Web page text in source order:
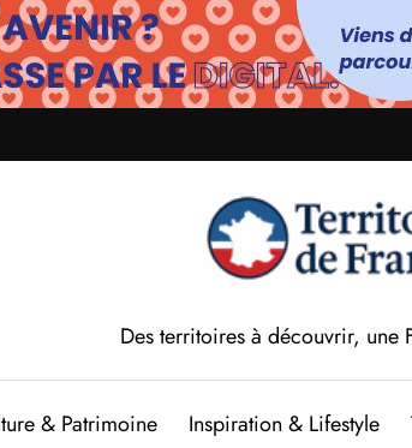
Des territoires à découvrir, une
& Patrimoine Inspiration & Lifestyle